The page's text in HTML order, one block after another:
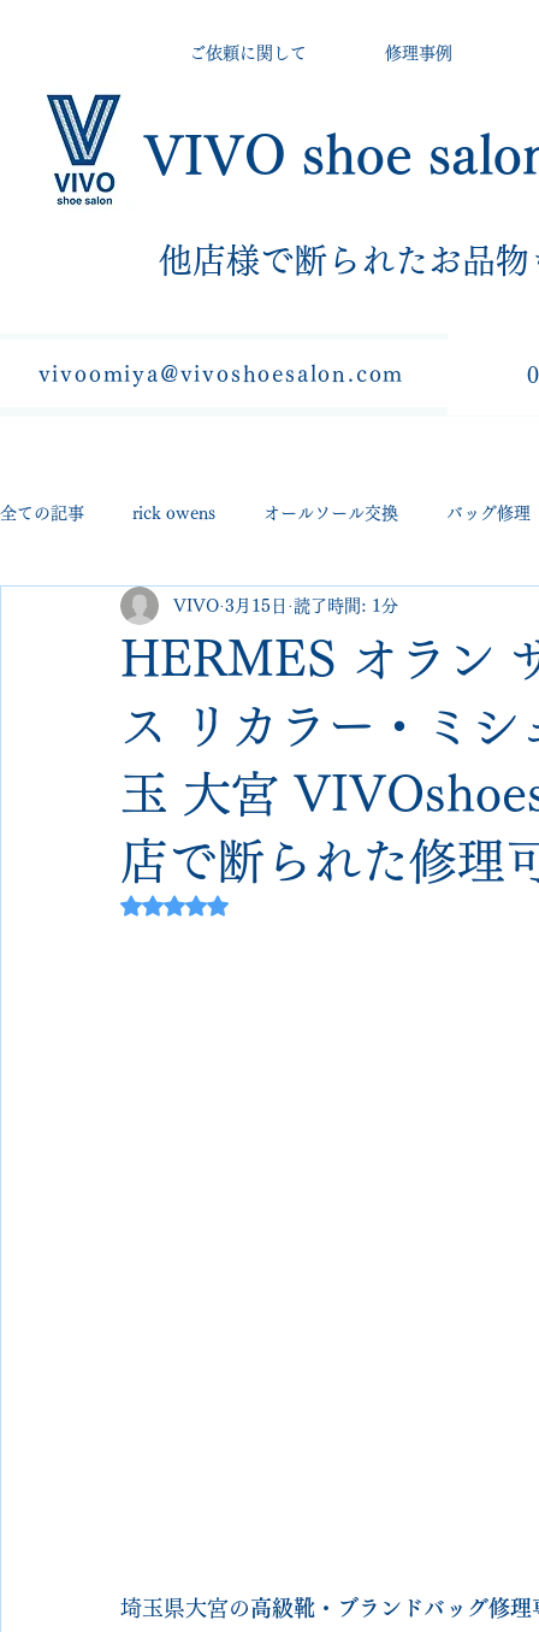
VIVO shoe
他店様で断られたお品物
ご依頼に関して 修理事例
vivoomiya@vivoshoesalon.com
全ての記事 rick owens オールソール交換 バッグ修理
george cleverley Christian louboutin
jimmy choo
edward green george cox hermes
crockett&jones
HERMES オラン
ス リカラー・ミ
玉 大宮
店で断られた修理
VIVO 3月15日 読了時間: 1分
5つ星のうちNaNと評価されています。
埼玉県大宮の 高級靴・ブランドバッグ修